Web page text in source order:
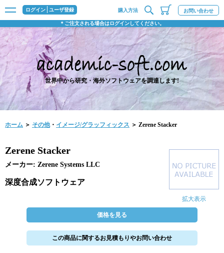
ログイン ユーザ登録
＊ご注文される場合はログインしてください。
購入方法 お問い合わせ
世界中から研究・海外ソフトウェアを調達します!
ホーム ＞ その他・ イメージ/グラッフィックス ＞ Zerene Stacker
拡大表示
Zerene Stacker
メーカー: Zerene Systems LLC
深度合成ソフトウェア
価格を見る
この商品に関するお見積もりやお問い合わせ